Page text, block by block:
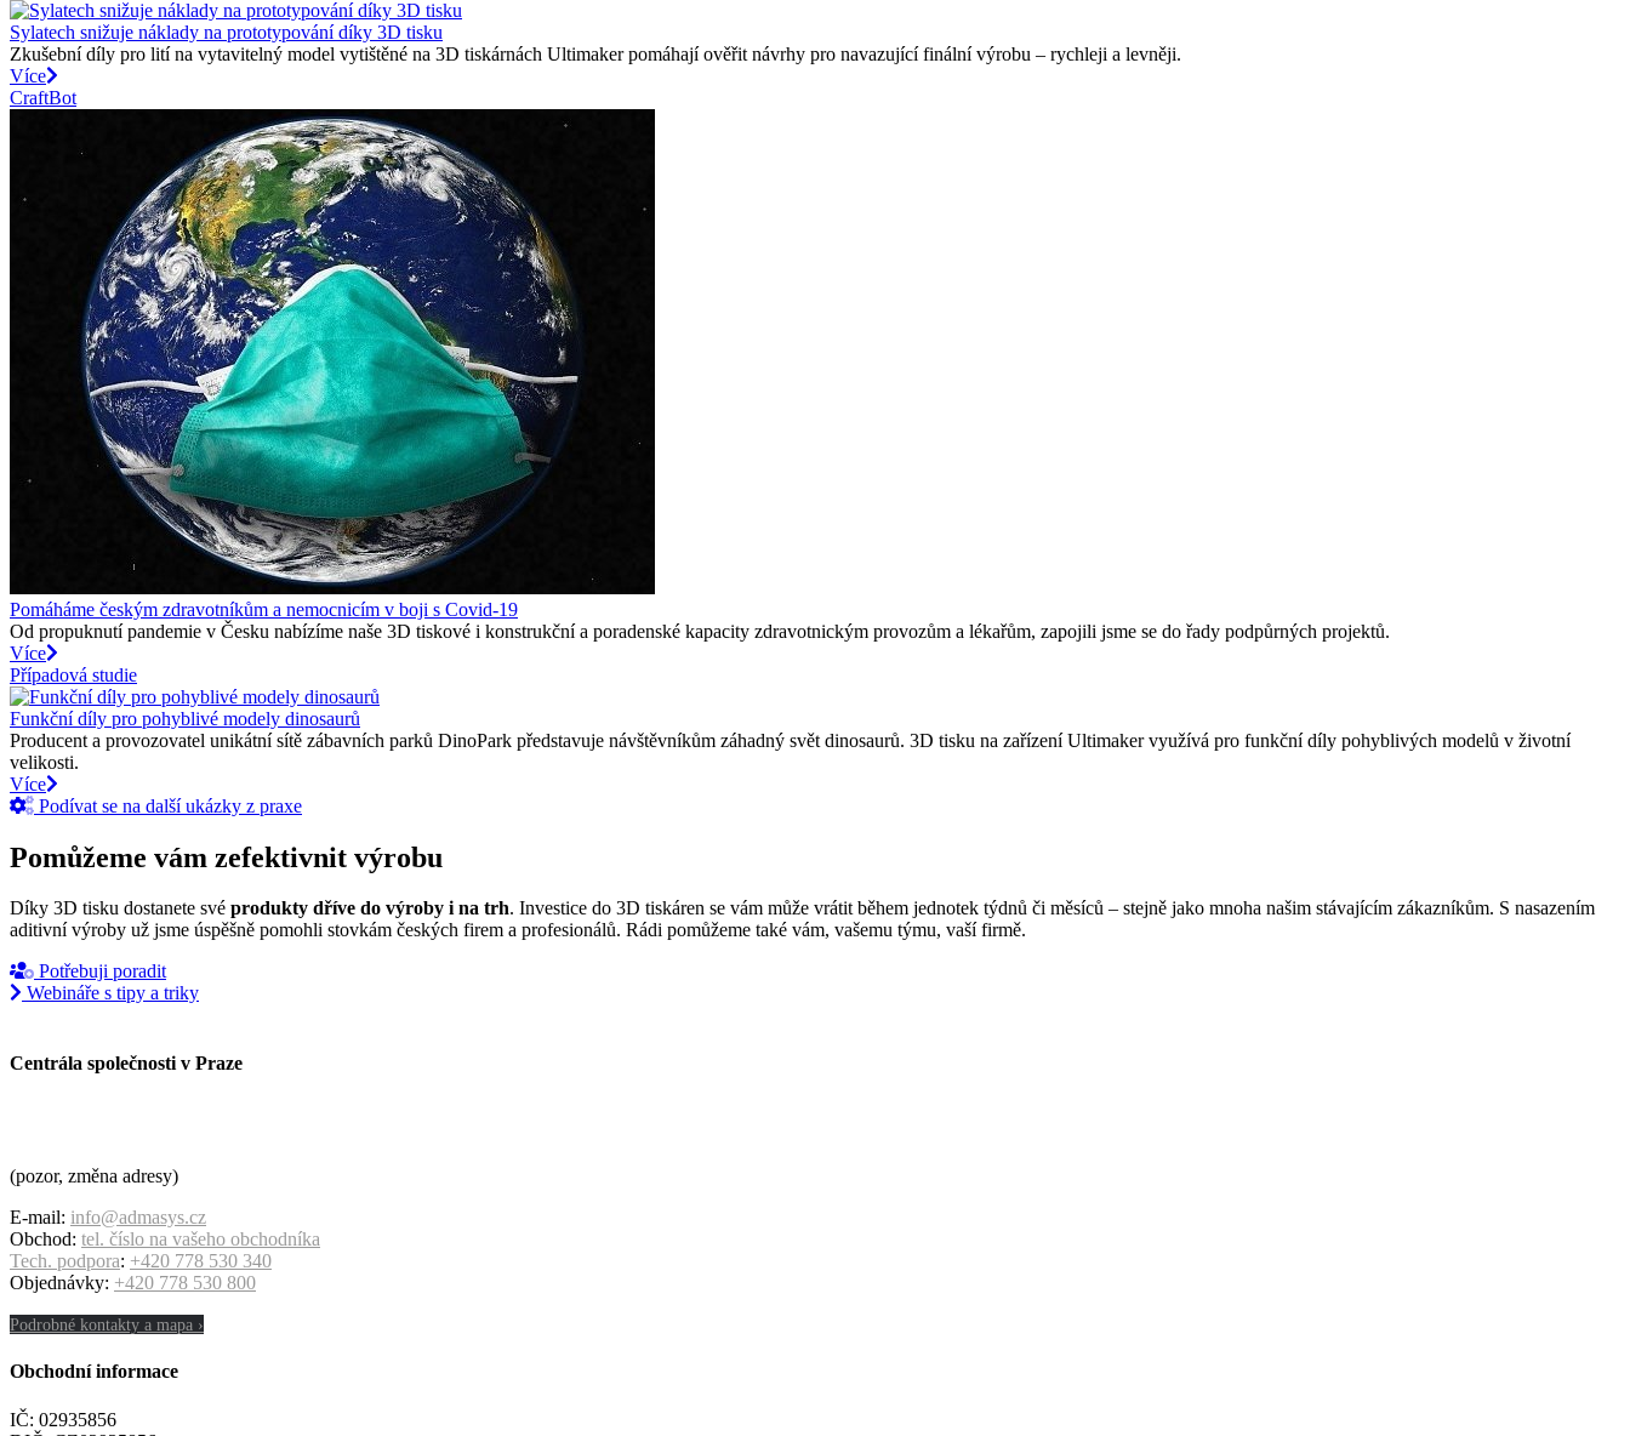
Sylatech snižuje náklady na prototypování díky 3D tisku​
Zkušební díly pro lití na vytavitelný model vytištěné na 3D tiskárnách Ultimaker pomáhají ověřit návrhy pro navazující finální výrobu – rychleji a levněji.
Více
CraftBot
Pomáháme českým zdravotníkům a nemocnicím v boji s Covid-19
Od propuknutí pandemie v Česku nabízíme naše 3D tiskové i konstrukční a poradenské kapacity zdravotnickým provozům a lékařům, zapojili jsme se do řady podpůrných projektů.
Více
Případová studie
Funkční díly pro pohyblivé modely dinosaurů
Producent a provozovatel unikátní sítě zábavních parků DinoPark představuje návštěvníkům záhadný svět dinosaurů. 3D tisku na zařízení Ultimaker využívá pro funkční díly pohyblivých modelů v životní
velikosti.
Více
Podívat se na další ukázky z praxe
Pomůžeme vám zefektivnit výrobu
Díky 3D tisku dostanete své produkty dříve do výroby i na trh. Investice do 3D tiskáren se vám může vrátit během jednotek týdnů či měsíců – stejně jako mnoha našim stávajícím zákazníkům. S nasazením
aditivní výroby už jsme úspěšně pomohli stovkám českých firem a profesionálů. Rádi pomůžeme také vám, vašemu týmu, vaší firmě.
Potřebuji poradit
Webináře s tipy a triky
Centrála společnosti v Praze
(pozor, změna adresy)
E-mail: info@admasys.cz
Obchod: tel. číslo na vašeho obchodníka
Tech. podpora: +420 778 530 340
Objednávky: +420 778 530 800
Podrobné kontakty a mapa ›
Obchodní informace
IČ: 02935856